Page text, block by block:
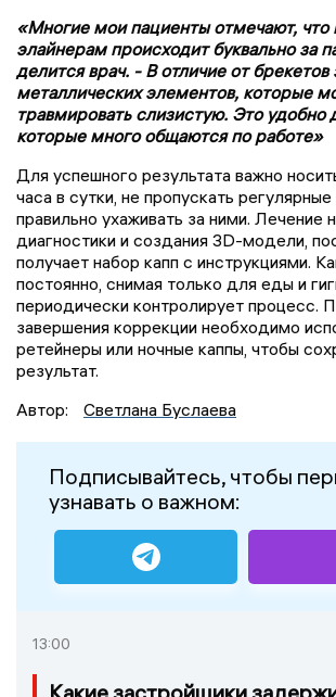
«Многие мои пациенты отмечают, что
элайнерам происходит буквально за
делится врач. - В отличие от брекетов
металлических элементов, которые
травмировать слизистую. Это удобно
которые много общаются по работе»
Для успешного результата важно
часа в сутки, не пропускать
правильно ухаживать за ними. Лечение
диагностики и создания 3D-модели,
получает набор капп с инструкциями.
постоянно, снимая только для еды и
периодически контролирует процесс.
завершения коррекции необходимо
ретейнеры или ночные каппы, чтобы
результат.
Автор:
Светлана Буслаева
Подписывайтесь, чтобы
узнавать о важном:
13:00